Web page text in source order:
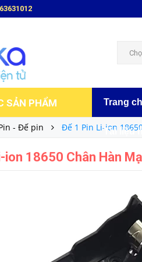
SẢN PHẨM Trang
Tài liệu
- Đế pin Đế 1 Pin Li-ion
ion 18650 Chân Hàn
Li-ion 18650 Chân Hàn Mạch PCB